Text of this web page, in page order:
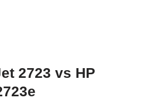
2723 vs HP